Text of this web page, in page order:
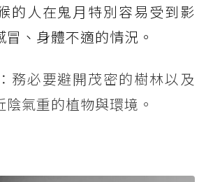
的人在鬼月特別容易受到影
、身體不適的情況。
務必要避開茂密的樹林以及
氣重的植物與環境。